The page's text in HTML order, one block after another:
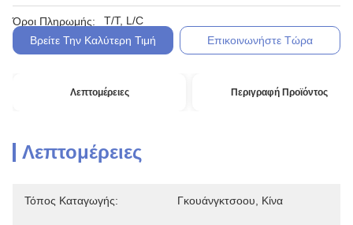
Όροι Πληρωμής:
T/T, L/C
Βρείτε Την Καλύτερη Τιμή
Επικοινωνήστε Τώρα
Λεπτομέρειες Περιγραφή Προϊόντος
Λεπτομέρειες
Τόπος Καταγωγής: Γκουάνγκτσοου, Κίνα